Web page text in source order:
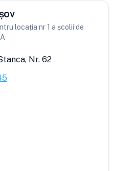
locația nr 1 a școlii de
Nr. 62